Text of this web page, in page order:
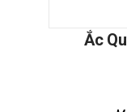
Ắc